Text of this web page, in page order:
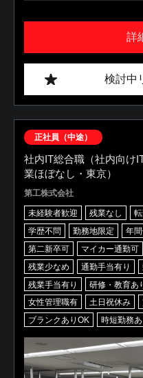
詳
検討中
正社員（中途）
社内IT総合職（社内向け
業ほぼなし・東京）
第工株式会社
未経験者歓迎 残業なし
学歴不問
勤務地限定 年
第二新卒可
マイカー通勤可
残業少なめ
通勤手当有り
残業手当有り
研修・教育あ
女性管理職有
土日祝休み
ブランクありOK
時短勤務あ